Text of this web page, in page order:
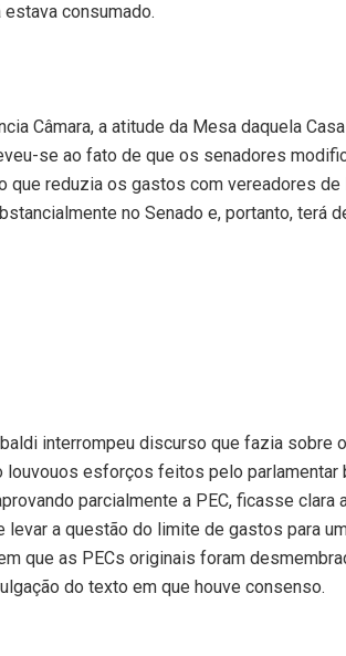
consumado.
Câmara, a atitude da Mesa daquela
se ao fato de que os senadores
que reduzia os gastos com vereadores de
no Senado e, portanto, terá
interrompeu discurso que fazia sobre
louvouos esforços feitos pelo
parcialmente a PEC, ficasse
levar a questão do limite de gastos para
que as PECs originais foram
do texto em que houve consenso.